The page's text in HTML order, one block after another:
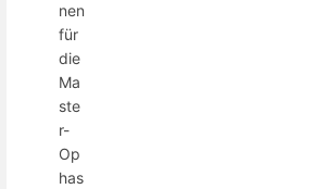
nen
für
die
Ma
ste
r-
Op
has